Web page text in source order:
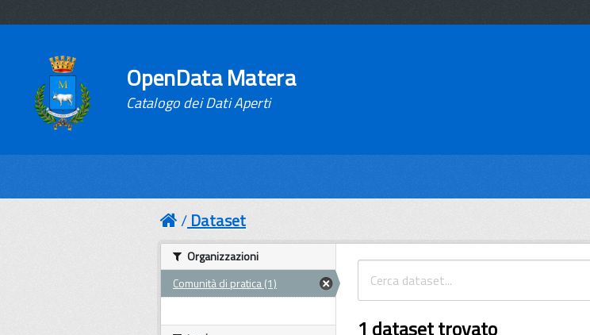
OpenData Matera
Catalogo dei Dati Aperti
Dataset
1 dataset trovato
Organizzazioni
Comunità di pratica (1)